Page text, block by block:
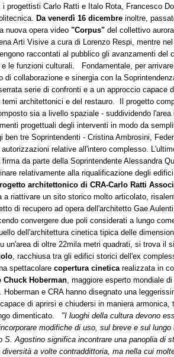
progettisti Carlo Ratti e Italo Rota, Francesco
Da venerdì 16 dicembre inoltre,
nuova opera video "Corpus" del collettivo
Arti Visive a cura di Lorenzo Respi, mentre
raccontati al pubblico gli avanzamenti del
le funzioni culturali. Fondamentale, per
di collaborazione e sinergia con la
serie di confronti e a un approccio capace
architettonici e del restauro. Il progetto
sia a livello spaziale - suddividendo l'area
progettuali degli interventi in modo da
ben tre Soprintendenti - Cristina Ambrosini,
relative all'intero complesso.
da parte della Soprintendente Alessandra
relativamente alla riqualificazione degli
architettonico di CRA-Carlo Ratti
a riattivare un sito storico molto articolato,
di recupero ad opera dell'architetto Gae
convergere due poli considerati a lungo
dell'architettura cinetica tipica delle
un'area di oltre 22mila metri quadrati, si trova il
, racchiusa tra gli edifici storici dell'ex
spettacolare copertura cineticarealizzata in
Chuck Hoberman, maggiore esperto mondiale
e CRA hanno disegnato una
di aprirsi e chiudersi in maniera armonica,
dimenticato. "I luoghi della cultura devono
modifiche di uso, sul breve e sul lungo
S. Agostino significa incontrare una panoplia di
a volte contraddittoria, ma nella cui